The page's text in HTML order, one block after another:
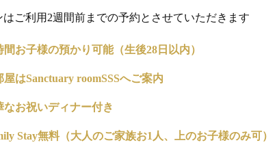
はご利用2週間前までの予約とさせていただきます
間お子様の預かり可能（生後28日以内）
屋はSanctuary roomSSSへご案内
なお祝いディナー付き
Stay無料（大人のご家族お1人、上のお子様のみ可）